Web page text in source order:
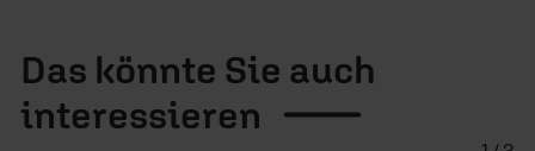
Das könnte Sie auch
interessieren